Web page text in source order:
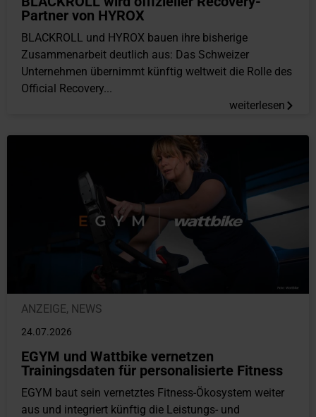
Partner von HYROX
BLACKROLL und HYROX bauen ihre bisherige
Zusammenarbeit deutlich aus: Das Schweizer
Unternehmen übernimmt künftig weltweit die Rolle des
Official Recovery...
weiterlesen
ANZEIGE, NEWS
24.07.2026
EGYM und Wattbike vernetzen
Trainingsdaten für personalisierte Fitness
EGYM baut sein vernetztes Fitness-Ökosystem weiter
aus und integriert künftig die Leistungs- und